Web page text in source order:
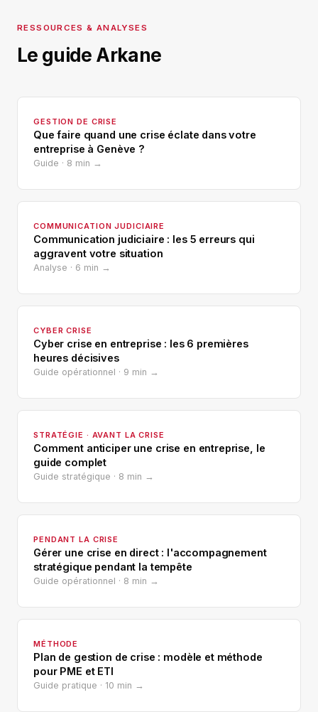
RESSOURCES & ANALYSES
Le guide Arkane
GESTION DE CRISE
Que faire quand une crise éclate dans votre
entreprise à Genève ?
Guide · 8 min →
COMMUNICATION JUDICIAIRE
Communication judiciaire : les 5 erreurs qui
aggravent votre situation
Analyse · 6 min →
CYBER CRISE
Cyber crise en entreprise : les 6 premières
heures décisives
Guide opérationnel · 9 min →
STRATÉGIE · AVANT LA CRISE
Comment anticiper une crise en entreprise, le
guide complet
Guide stratégique · 8 min →
PENDANT LA CRISE
Gérer une crise en direct : l'accompagnement
stratégique pendant la tempête
Guide opérationnel · 8 min →
MÉTHODE
Plan de gestion de crise : modèle et méthode
pour PME et ETI
Guide pratique · 10 min →